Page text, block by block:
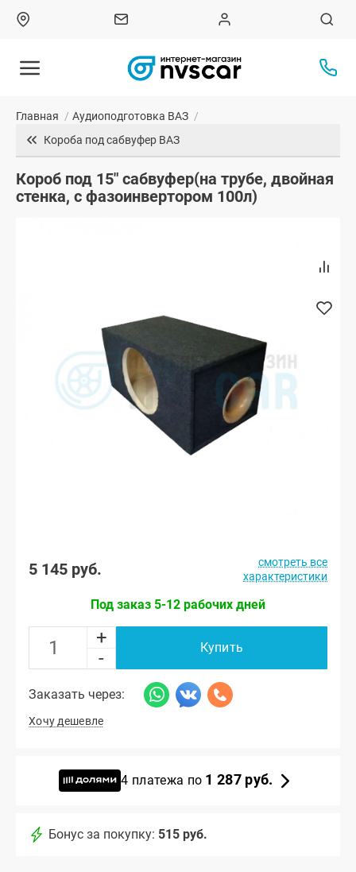
Главная / Аудиоподготовка ВАЗ /
Короба под сабвуфер ВАЗ
Короб под 15" сабвуфер(на трубе, двойная
стенка, с фазоинвертором 100л)
5 145 руб.
смотреть все
характеристики
Под заказ 5-12 рабочих дней
+
-
Купить
Заказать через:
Хочу дешевле
4 платежа по 1 287 руб.
Бонус за покупку: 515 руб.